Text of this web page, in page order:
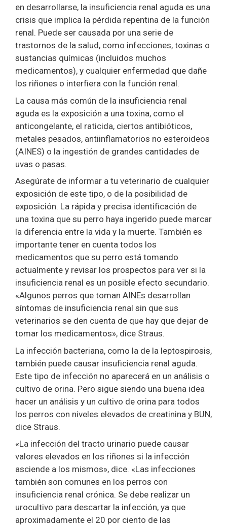
en desarrollarse, la insuficiencia renal aguda es una
crisis que implica la pérdida repentina de la función
renal. Puede ser causada por una serie de
trastornos de la salud, como infecciones, toxinas o
sustancias químicas (incluidos muchos
medicamentos), y cualquier enfermedad que dañe
los riñones o interfiera con la función renal.
La causa más común de la insuficiencia renal
aguda es la exposición a una toxina, como el
anticongelante, el raticida, ciertos antibióticos,
metales pesados, antiinflamatorios no esteroideos
(AINES) o la ingestión de grandes cantidades de
uvas o pasas.
Asegúrate de informar a tu veterinario de cualquier
exposición de este tipo, o de la posibilidad de
exposición. La rápida y precisa identificación de
una toxina que su perro haya ingerido puede marcar
la diferencia entre la vida y la muerte. También es
importante tener en cuenta todos los
medicamentos que su perro está tomando
actualmente y revisar los prospectos para ver si la
insuficiencia renal es un posible efecto secundario.
«Algunos perros que toman AINEs desarrollan
síntomas de insuficiencia renal sin que sus
veterinarios se den cuenta de que hay que dejar de
tomar los medicamentos», dice Straus.
La infección bacteriana, como la de la leptospirosis,
también puede causar insuficiencia renal aguda.
Este tipo de infección no aparecerá en un análisis o
cultivo de orina. Pero sigue siendo una buena idea
hacer un análisis y un cultivo de orina para todos
los perros con niveles elevados de creatinina y BUN,
dice Straus.
«La infección del tracto urinario puede causar
valores elevados en los riñones si la infección
asciende a los mismos», dice. «Las infecciones
también son comunes en los perros con
insuficiencia renal crónica. Se debe realizar un
urocultivo para descartar la infección, ya que
aproximadamente el 20 por ciento de las